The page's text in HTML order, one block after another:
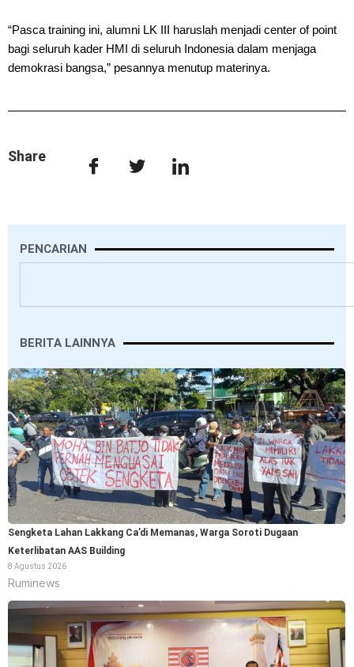
“Pasca training ini, alumni LK III haruslah menjadi center of point
bagi seluruh kader HMI di seluruh Indonesia dalam menjaga
demokrasi bangsa,” pesannya menutup materinya.
Share
PENCARIAN
BERITA LAINNYA
Sengketa Lahan Lakkang Ca’di Memanas, Warga Soroti Dugaan
Keterlibatan AAS Building
8 Agustus 2026
Ruminews